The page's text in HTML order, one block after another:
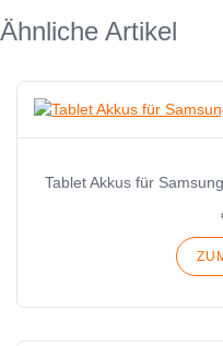
Ähnliche Artikel
Tablet Akkus für